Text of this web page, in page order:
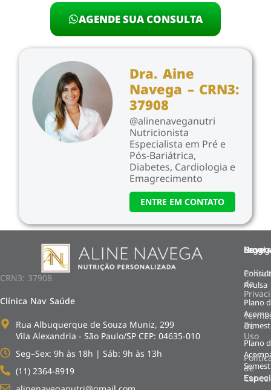
AGENDE SUA CONSULTA
Dra. Aine
Navega – CRN3:
37908
@alinenaveganutri
Nutricionista
Especialista em Pré e
Pós-Bariátrica,
Diabetes, Cardiologia e
Emagrecimento
ENTRE EM CONTATO
CRN3: 37908
Clínica Nav Saúde
Rua Albuquerque de Souza Muniz, 299
Vila Alexandria - São Paulo/SP CEP: 04635-010
Seg–Sex: 9h às 18h | Sáb: 9h às 13h​
(11) 2364-8919​
da
Avulsa
Plano
Plano
Legal
de
de
Uso
de